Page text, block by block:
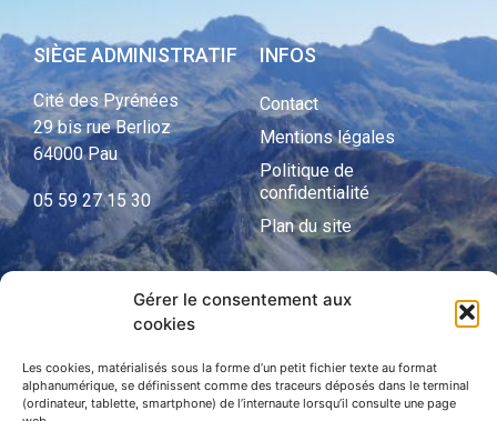
Gérer le consentement aux
cookies
Les cookies, matérialisés sous la forme d’un petit fichier texte au format
alphanumérique, se définissent comme des traceurs déposés dans le terminal
(ordinateur, tablette, smartphone) de l’internaute lorsqu’il consulte une page
SIÈGE ADMINISTRATIF
Cité des Pyrénées
29 bis rue Berlioz
64000 Pau
05 59 27 15 30
INFOS
Contact
Mentions légales
Politique de
confidentialité
Plan du site
Parc national des Pyrénées